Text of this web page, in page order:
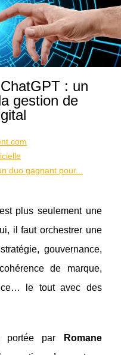
: un
gestion de
duo gagnant pour...
plus seulement une
il faut orchestrer une
gouvernance,
de marque,
le tout avec des
portée par
Romane